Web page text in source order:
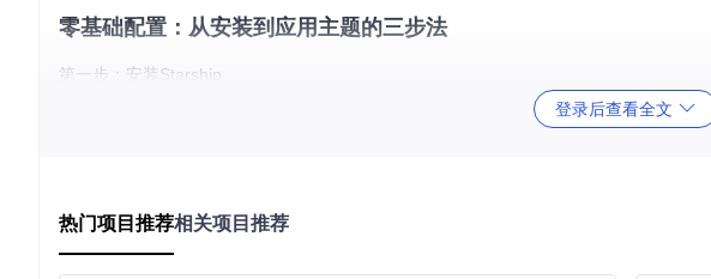
零基础配置：从安装到应用主题的三步法
第一步：安装Starship
根据提示将初始化代码添加到你的shell配置文件（如~/.bashrc、~/.zshrc或~/.fishrc）：
登录后查看全文
热门项目推荐相关项目推荐